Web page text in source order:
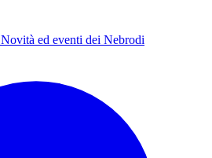
Novità ed eventi dei Nebrodi